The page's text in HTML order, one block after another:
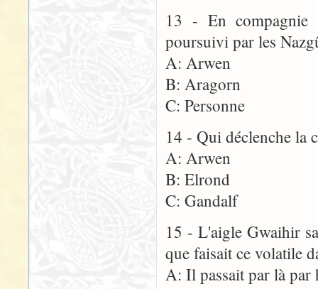
13 - En
poursuivi par les
A: Arwen
B: Aragorn
C: Personne
14 - Qui déclenche la
A: Arwen
B: Elrond
C: Gandalf
15 - L'aigle Gwaihir
que faisait ce volatile
A: Il passait par là par